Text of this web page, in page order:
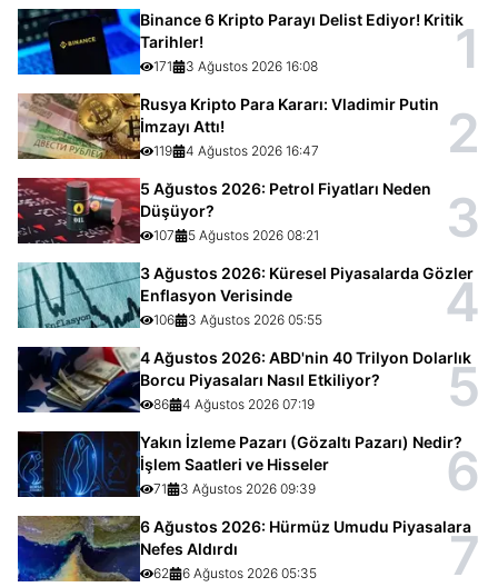
Binance 6 Kripto Parayı Delist Ediyor! Kritik
Tarihler!
171 3 Ağustos 2026 16:08 1
Rusya Kripto Para Kararı: Vladimir Putin
İmzayı Attı!
119 4 Ağustos 2026 16:47 2
5 Ağustos 2026: Petrol Fiyatları Neden
Düşüyor?
107 5 Ağustos 2026 08:21 3
3 Ağustos 2026: Küresel Piyasalarda Gözler
Enflasyon Verisinde
106 3 Ağustos 2026 05:55 4
4 Ağustos 2026: ABD'nin 40 Trilyon Dolarlık
Borcu Piyasaları Nasıl Etkiliyor?
86 4 Ağustos 2026 07:19 5
Yakın İzleme Pazarı (Gözaltı Pazarı) Nedir?
İşlem Saatleri ve Hisseler
71 3 Ağustos 2026 09:39 6
6 Ağustos 2026: Hürmüz Umudu Piyasalara
Nefes Aldırdı
62 6 Ağustos 2026 05:35 7